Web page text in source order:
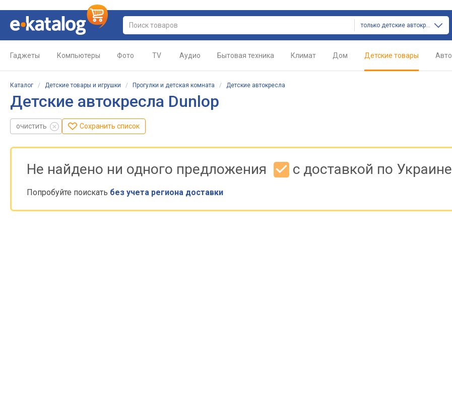
только детские автокресла
Гаджеты Компьютеры Фото TV Аудио Бытовая техника Климат Дом Детские товары Авто
Каталог / Детские товары и игрушки / Прогулки и детская комната / Детские автокресла
Детские автокресла Dunlop
очистить Сохранить список
Не найдено ни одного предложения с доставкой по Украине
Попробуйте поискать без учета региона доставки